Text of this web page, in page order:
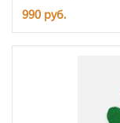
990 руб.